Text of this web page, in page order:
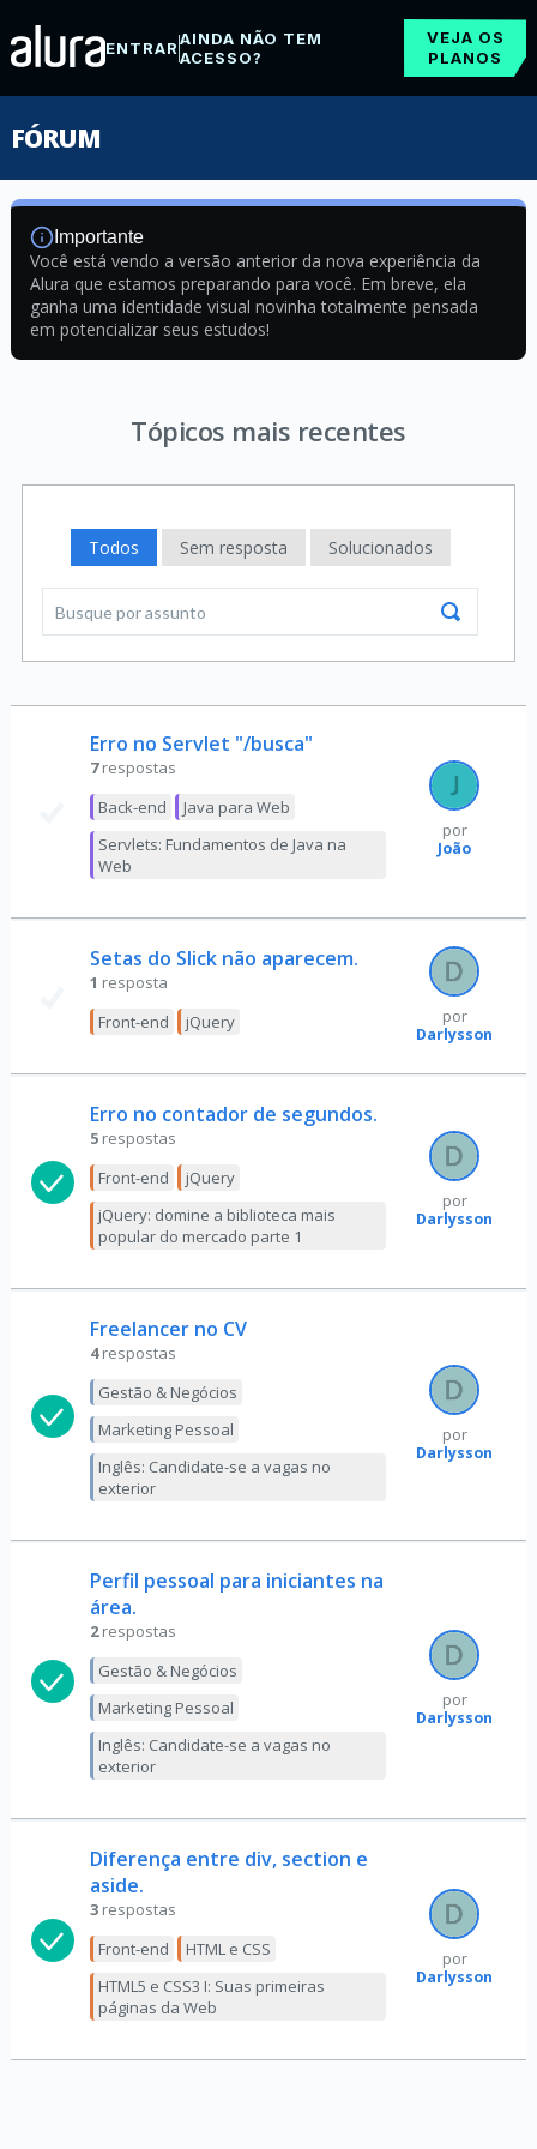
ENTRARAINDA NÃO TEM
ACESSO?
VEJA OS
PLANOS
FÓRUM
Importante
Você está vendo a versão anterior da nova experiência da
Alura que estamos preparando para você. Em breve, ela
ganha uma identidade visual novinha totalmente pensada
em potencializar seus estudos!
Tópicos mais recentes
Todos Sem resposta Solucionados
Erro no Servlet "/busca"
7 respostas
Back-end
Java para Web
Servlets: Fundamentos de Java na
Web
por
João
Setas do Slick não aparecem.
1 resposta
Front-end
jQuery
por
Darlysson
Erro no contador de segundos.
5 respostas
Front-end
jQuery
jQuery: domine a biblioteca mais
popular do mercado parte 1
por
Darlysson
Freelancer no CV
4 respostas
Gestão & Negócios
Marketing Pessoal
Inglês: Candidate-se a vagas no
exterior
por
Darlysson
Perfil pessoal para iniciantes na
área.
2 respostas
Gestão & Negócios
Marketing Pessoal
Inglês: Candidate-se a vagas no
exterior
por
Darlysson
Diferença entre div, section e
aside.
3 respostas
Front-end
HTML e CSS
HTML5 e CSS3 I: Suas primeiras
páginas da Web
por
Darlysson